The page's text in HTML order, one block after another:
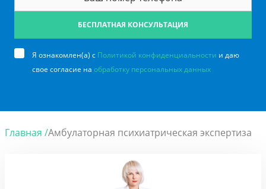
БЕСПЛАТНАЯ КОНСУЛЬТАЦИЯ
Я ознакомлен(а) с Политикой конфиденциальности и даю
свое согласие на обработку персональных данных
Главная /Амбулаторная психиатрическая экспертиза